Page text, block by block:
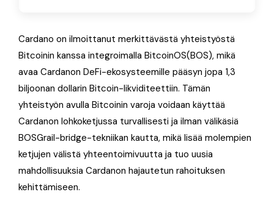
Cardano on ilmoittanut merkittävästä yhteistyöstä
Bitcoinin kanssa integroimalla BitcoinOS(BOS), mikä
avaa Cardanon DeFi-ekosysteemille pääsyn jopa 1,3
biljoonan dollarin Bitcoin-likviditeettiin. Tämän
yhteistyön avulla Bitcoinin varoja voidaan käyttää
Cardanon lohkoketjussa turvallisesti ja ilman välikäsiä
BOSGrail-bridge-tekniikan kautta, mikä lisää molempien
ketjujen välistä yhteentoimivuutta ja tuo uusia
mahdollisuuksia Cardanon hajautetun rahoituksen
kehittämiseen.